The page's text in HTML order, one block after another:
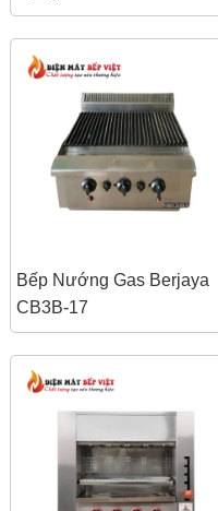
Bếp Nướng Gas Berjaya
CB3B-17